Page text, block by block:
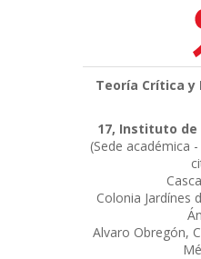
Teoría Crítica y
17, Instituto de
(Sede académica
Colonia Jardínes
Alvaro Obregón,